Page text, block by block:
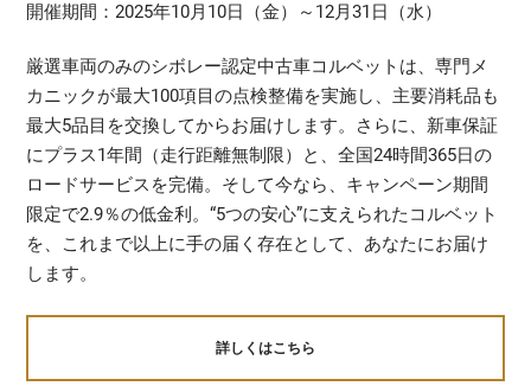
開催期間：2025年10月10日（金）～12月31日（水）
厳選車両のみのシボレー認定中古車コルベットは、専門メ
カニックが最大100項目の点検整備を実施し、主要消耗品も
最大5品目を交換してからお届けします。さらに、新車保証
にプラス1年間（走行距離無制限）と、全国24時間365日の
ロードサービスを完備。そして今なら、キャンペーン期間
限定で2.9％の低金利。“5つの安心”に支えられたコルベット
を、これまで以上に手の届く存在として、あなたにお届け
します。
詳しくはこちら